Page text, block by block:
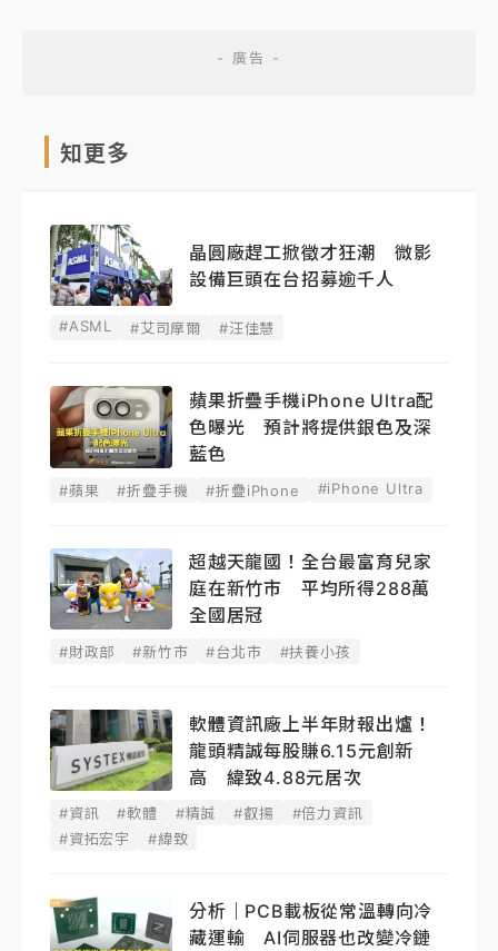
知更多
晶圓廠趕工掀徵才狂潮 微影
設備巨頭在台招募逾千人
#ASML #艾司摩爾 #汪佳慧
蘋果折疊手機iPhone Ultra配
色曝光 預計將提供銀色及深
藍色
#蘋果 #折疊手機 #折疊iPhone #iPhone Ultra
超越天龍國！全台最富育兒家
庭在新竹市 平均所得288萬
全國居冠
#財政部 #新竹市 #台北市 #扶養小孩
軟體資訊廠上半年財報出爐！
龍頭精誠每股賺6.15元創新
高 緯致4.88元居次
#資訊 #軟體 #精誠 #叡揚
#倍力資訊
#資拓宏宇
#緯致
分析｜PCB載板從常溫轉向冷
藏運輸 AI伺服器也改變冷鏈